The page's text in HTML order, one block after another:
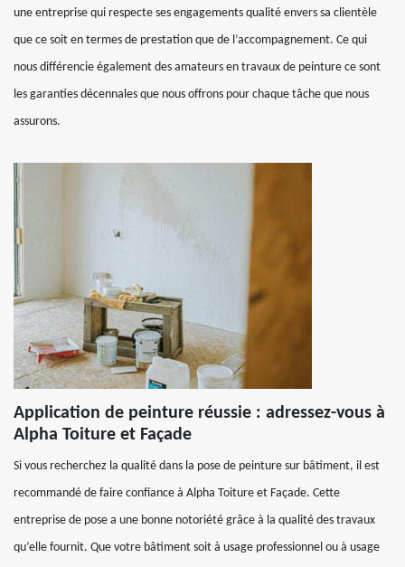
une entreprise qui respecte ses engagements qualité envers sa clientèle
que ce soit en termes de prestation que de l’accompagnement. Ce qui
nous différencie également des amateurs en travaux de peinture ce sont
les garanties décennales que nous offrons pour chaque tâche que nous
assurons.
Application de peinture réussie : adressez-vous à
Alpha Toiture et Façade
Si vous recherchez la qualité dans la pose de peinture sur bâtiment, il est
recommandé de faire confiance à Alpha Toiture et Façade. Cette
entreprise de pose a une bonne notoriété grâce à la qualité des travaux
qu’elle fournit. Que votre bâtiment soit à usage professionnel ou à usage